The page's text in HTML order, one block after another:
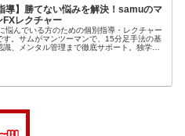
導】勝てない悩みを解決！samuのマ
FXレクチャー
悩んでいる方のための個別指導・レクチャー
す。サムがマンツーマンで、15分足手法の基
識、メンタル管理まで徹底サポート。独学で